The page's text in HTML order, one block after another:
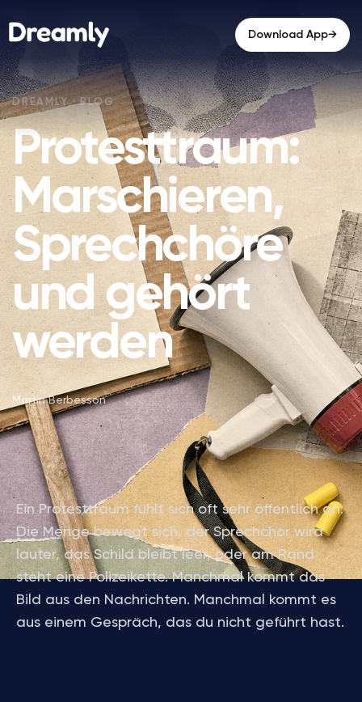
Download App→
Protesttraum:
Marschieren,
Sprechchöre
und gehört
werden
Martin Berbesson
Ein Protesttraum fühlt sich oft sehr öffentlich an:
Die Menge bewegt sich, der Sprechchor wird
lauter, das Schild bleibt leer, oder am Rand
steht eine Polizeikette. Manchmal kommt das
Bild aus den Nachrichten. Manchmal kommt es
aus einem Gespräch, das du nicht geführt hast.